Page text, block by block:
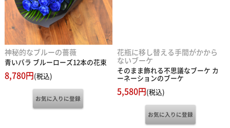
神秘的なブルーの薔薇
青いバラ ブルーローズ12本の花束
8,780円(税込)
花瓶に移し替える手間がかから
ないブーケ
そのまま飾れる不思議なブーケ カ
ーネーションのブーケ
5,580円(税込)